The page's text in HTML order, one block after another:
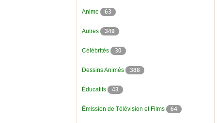
Anime 63
Autres 349
Célébrités 30
Dessins Animés 388
Éducatifs 43
Émission de Télévision et Films 64